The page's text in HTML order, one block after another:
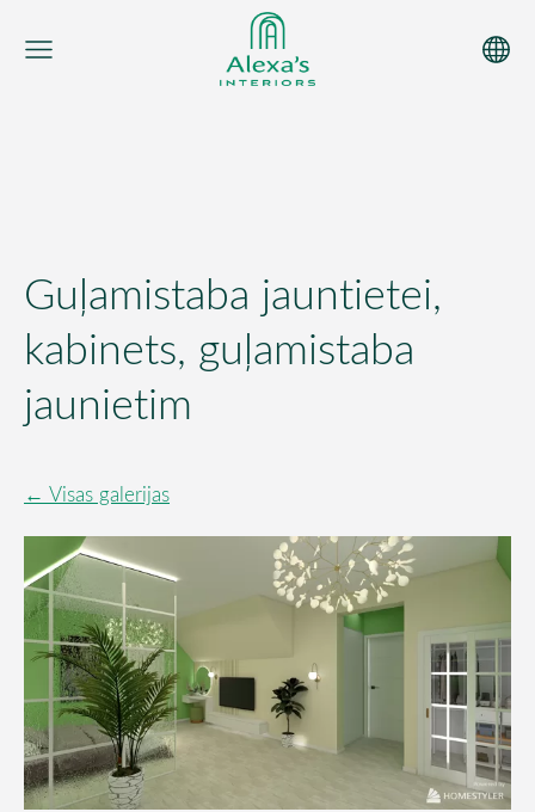
Guļamistaba jauntietei,
kabinets, guļamistaba
jaunietim
Visas galerijas